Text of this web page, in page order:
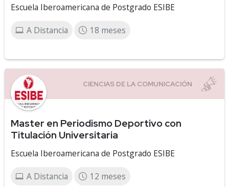
Escuela Iberoamericana de Postgrado ESIBE
A Distancia 18 meses
Master en Periodismo Deportivo con
Titulación Universitaria
Escuela Iberoamericana de Postgrado ESIBE
A Distancia 12 meses